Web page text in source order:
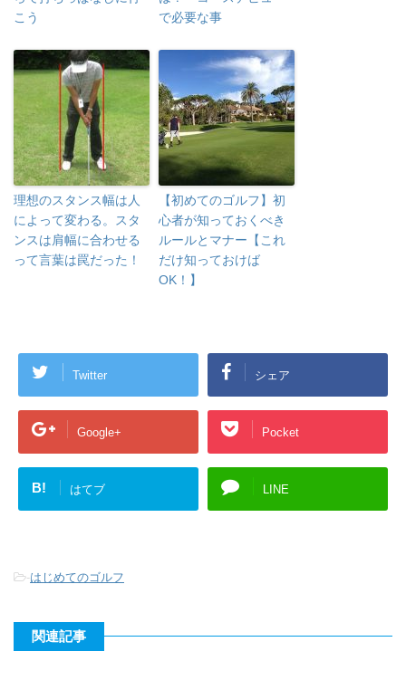
こう
で必要な事
理想のスタンス幅は人
によって変わる。スタ
ンスは肩幅に合わせる
って言葉は罠だった！
【初めてのゴルフ】初
心者が知っておくべき
ルールとマナー【これ
だけ知っておけば
OK！】
Twitter シェア
Google+ Pocket
B! はてブ LINE
-はじめてのゴルフ
関連記事